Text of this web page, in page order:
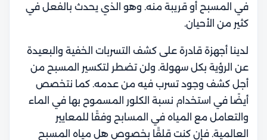
في المسبح أو قريبة منه. وهو الذي يحدث بالفعل في
كثير من الأحيان.
لدينا أجهزة قادرة على كشف التسربات الخفية والبعيدة
عن الرؤية بكل سهولة. ولن تضطر لتكسير المسبح من
أجل كشف وجود تسرب فيه من عدمه. كما نتخصص
أيضًا في استخدام نسبة الكلور المسموح بها في الماء
والتعامل مع المياه في المسابح وفقًا للمعايير
العالمية. فإن كنت قلقًا بخصوص هل مياه المسبح